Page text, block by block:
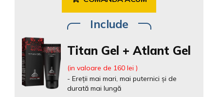
Include
Titan Gel + Atlant Gel
(in valoare de 160 lei )
- Ereții mai mari, mai puternici și de
durată mai lungă